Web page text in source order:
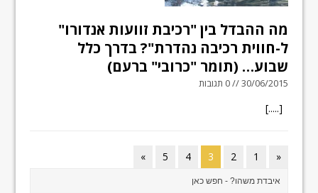
מה ההבדל בין "רכיבת זוועות אנדורו"
ל-חווית רכיבה נהדרת"? בדרך כלל
שבוע… (תומר "כרובי" ברעם)
30/06/2015 // 0 תגובות
[.....]
«
1
2
3
4
5
»